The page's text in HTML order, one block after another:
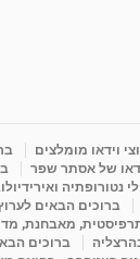
וידאו מומלצים
של אסתר שפר
ברוכים הבאים
מאבחנת,
ברוכים